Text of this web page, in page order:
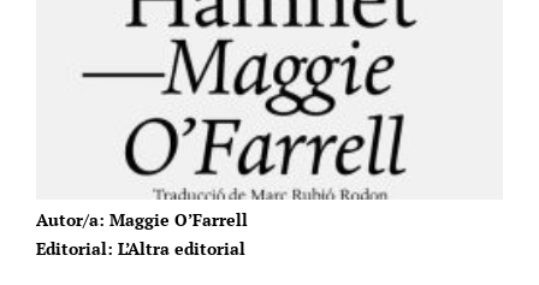
Autor/a: Maggie O’Farrell
Editorial: L’Altra editorial